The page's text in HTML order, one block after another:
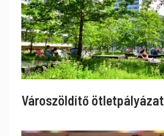
Városzöldítő ötletpályázat